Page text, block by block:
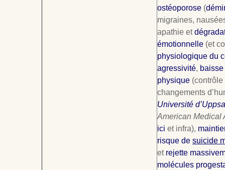
ostéoporose (
migraines,
apathie et
émotionnelle (et
physiologique du
agressivité,
physique
changements
Université
American Medical
ici et infra),
risque de suicide
et rejette
molécules